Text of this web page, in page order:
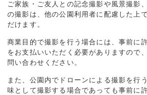
ご家族・ご友人との記念撮影や風景撮影
の撮影は、他の公園利用者に配慮した上
だけます。
商業目的で撮影を行う場合には、事前に
をお支払いいただく必要がありますので
問い合わせください。
また、公園内でドローンによる撮影を行
味として撮影する場合であっても事前に